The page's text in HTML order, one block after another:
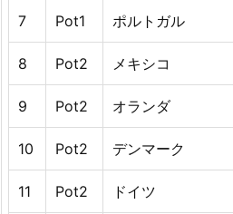
7 Pot1 ポルトガル
8 Pot2 メキシコ
9 Pot2 オランダ
10 Pot2 デンマーク
11 Pot2 ドイツ